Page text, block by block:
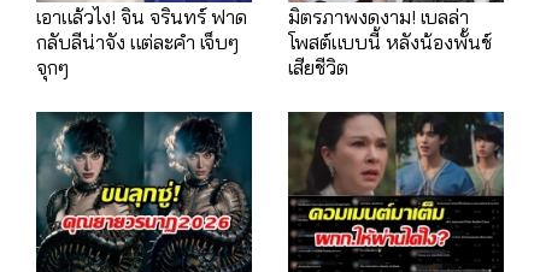
เอาแล้วไง! จิน จรินทร์ ฟาด
กลับลีน่าจัง แต่ละคำ เจ็บๆ
จุกๆ
มิตรภาพงดงาม! เบลล่า
โพสต์แบบนี้ หลังน้องพั้นช์
เสียชีวิต